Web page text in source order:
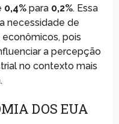
0,4%para 0,2%. Essa
necessidade de
pois
a percepção
no contexto mais
DOS EUA